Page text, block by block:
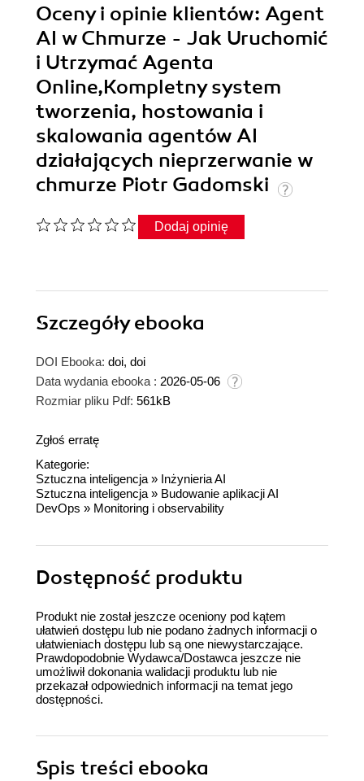
Oceny i opinie klientów: Agent
AI w Chmurze - Jak Uruchomić
i Utrzymać Agenta
Online,Kompletny system
tworzenia, hostowania i
skalowania agentów AI
działających nieprzerwanie w
chmurze Piotr Gadomski
Dodaj opinię
Szczegółyebooka
DOI Ebooka: doi, doi
Data wydania ebooka : 2026-05-06
Rozmiar pliku Pdf: 561kB
Zgłoś erratę
Kategorie:
Sztuczna inteligencja » Inżynieria AI
Sztuczna inteligencja » Budowanie aplikacji AI
DevOps » Monitoring i observability
Dostępność produktu
Produkt nie został jeszcze oceniony pod kątem
ułatwień dostępu lub nie podano żadnych informacji o
ułatwieniach dostępu lub są one niewystarczające.
Prawdopodobnie Wydawca/Dostawca jeszcze nie
umożliwił dokonania walidacji produktu lub nie
przekazał odpowiednich informacji na temat jego
dostępności.
Spis treści ebooka